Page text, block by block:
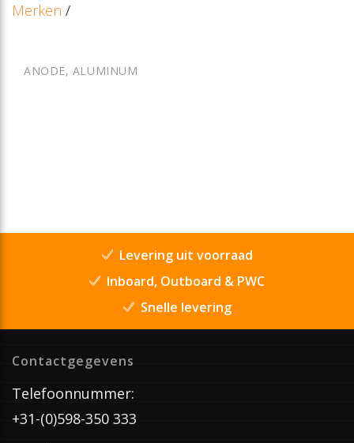
Merken /
ANODE, ALUMINUM
Levering uit voorraad
Inboard, Outboard & PWC
Snelle levering
Contactgegevens
Telefoonnummer:
+31-(0)598-350 333